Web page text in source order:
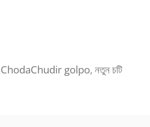
ChodaChudir golpo,নতুন চটি